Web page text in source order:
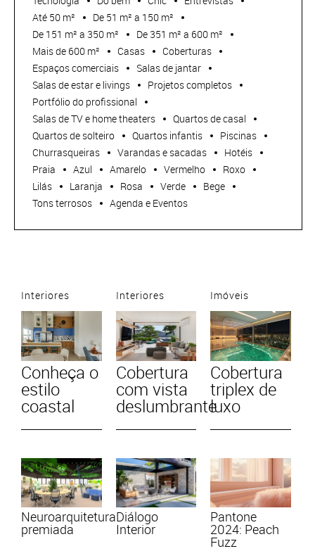
Até 50 m²
De 51 m² a 150 m²
De 151 m² a 350 m²
De 351 m² a 600 m²
Mais de 600 m²
Casas
Coberturas
Espaços comerciais
Salas de jantar
Salas de estar e livings
Projetos completos
Portfólio do profissional
Salas de TV e home theaters
Quartos de casal
Quartos de solteiro
Quartos infantis
Piscinas
Churrasqueiras
Varandas e sacadas
Hotéis
Praia
Azul Amarelo Vermelho
Roxo
Lilás
Laranja Rosa Verde
Bege
Tons terrosos
Agenda e Eventos
Interiores
Conheça o
estilo
coastal
Interiores
Cobertura
com vista
deslumbrante
Imóveis
Cobertura
triplex de
luxo
Neuroarquitetura
premiada
Diálogo
Interior
Pantone
2024: Peach
Fuzz